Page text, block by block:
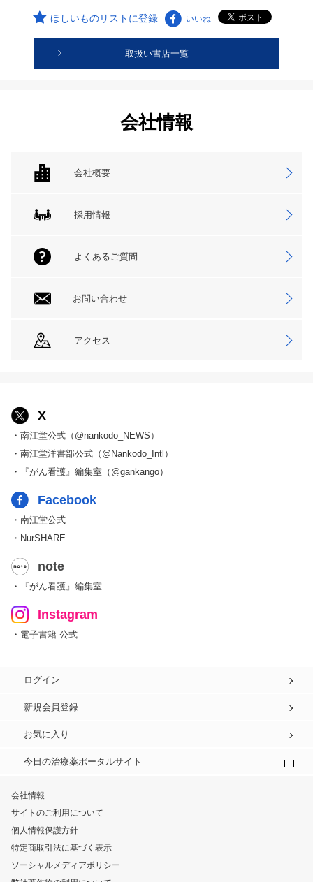
ほしいものリストに登録 いいね
取扱い書店一覧
会社情報
会社概要
採用情報
よくあるご質問
お問い合わせ
アクセス
X
・南江堂公式（@nankodo_NEWS）
・南江堂洋書部公式（@Nankodo_Intl）
・『がん看護』編集室（@gankango）
Facebook
・南江堂公式
・NurSHARE
note
・『がん看護』編集室
Instagram
・電子書籍 公式
ログイン
新規会員登録
お気に入り
今日の治療薬ポータルサイト
会社情報
サイトのご利用について
個人情報保護方針
特定商取引法に基づく表示
ソーシャルメディアポリシー